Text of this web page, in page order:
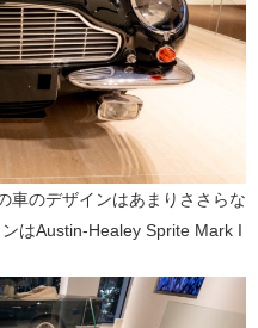
車のデザインはあまりささらな
はAustin-Healey Sprite Mark I